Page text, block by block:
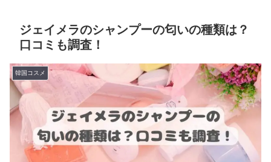
ジェイメラのシャンプーの匂いの種類は？
口コミも調査！
韓国コスメ